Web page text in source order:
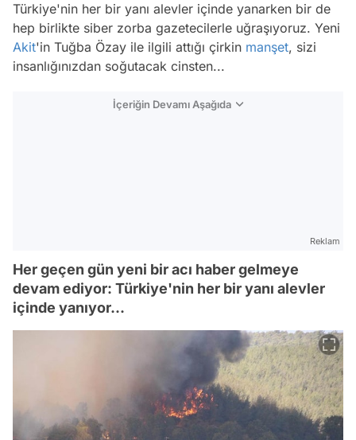
Türkiye'nin her bir yanı alevler içinde yanarken bir de
hep birlikte siber zorba gazetecilerle uğraşıyoruz. Yeni
Akit'in Tuğba Özay ile ilgili attığı çirkin manşet, sizi
insanlığınızdan soğutacak cinsten...
İçeriğin Devamı Aşağıda
Reklam
Her geçen gün yeni bir acı haber gelmeye
devam ediyor: Türkiye'nin her bir yanı alevler
içinde yanıyor...